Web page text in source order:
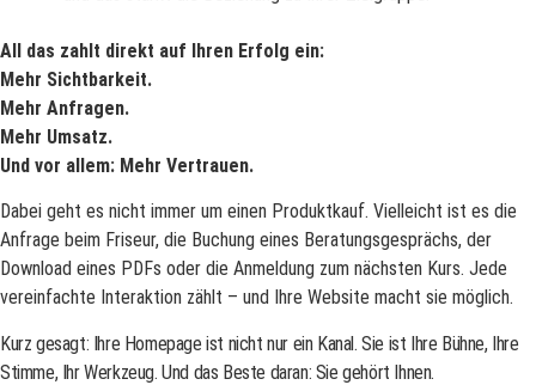
All das zahlt direkt auf Ihren Erfolg ein:
Mehr Sichtbarkeit.
Mehr Anfragen.
Mehr Umsatz.
Und vor allem: Mehr Vertrauen.
Dabei geht es nicht immer um einen Produktkauf. Vielleicht ist es die
Anfrage beim Friseur, die Buchung eines Beratungsgesprächs, der
Download eines PDFs oder die Anmeldung zum nächsten Kurs. Jede
vereinfachte Interaktion zählt – und Ihre Website macht sie möglich.
Kurz gesagt: Ihre Homepage ist nicht nur ein Kanal. Sie ist Ihre Bühne, Ihre
Stimme, Ihr Werkzeug. Und das Beste daran: Sie gehört Ihnen.